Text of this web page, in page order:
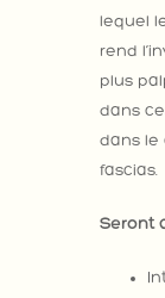
lequel
rend
plus
dans
dans le
fascias.
Seront